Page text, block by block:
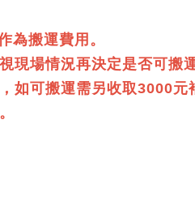
為搬運費用。
場情況再決定是否可搬運
可搬運需另收取3000元